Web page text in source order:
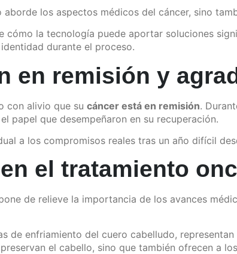
los aspectos médicos del cáncer, sino
cómo la tecnología puede aportar soluciones
durante el proceso.
en remisión y
con alivio que su cáncer está en remisión.
papel que desempeñaron en su recuperación.
a los compromisos reales tras un año difícil
el tratamiento
de relieve la importancia de los avances
de enfriamiento del cuero cabelludo,
el cabello, sino que también ofrecen a